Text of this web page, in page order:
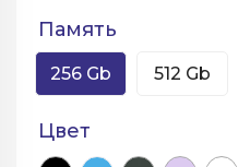
Память
256 Gb 512 Gb
Цвет